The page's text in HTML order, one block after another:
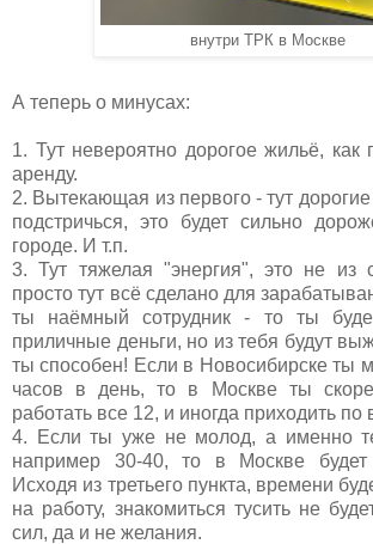
внутри ТРК в Москве
А теперь о минусах:
1. Тут невероятно дорогое жильё, как
аренду.
2. Вытекающая из первого - тут дорогие
подстричься, это будет сильно
городе. И т.п.
3. Тут тяжелая "энергия", это не из
просто тут всё сделано для
ты наёмный сотрудник - то ты
приличные деньги, но из тебя будут
ты способен! Если в Новосибирске ты
часов в день, то в Москве ты
работать все 12, и иногда приходить
4. Если ты уже не молод, а именно
например 30-40, то в Москве будет
Исходя из третьего пункта, времени
на работу, знакомиться тусить не
сил, да и не желания.